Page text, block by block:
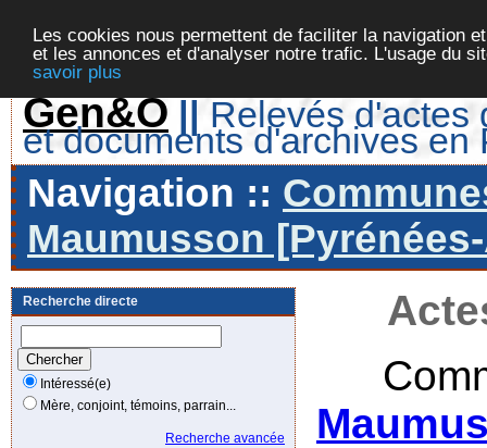
Les cookies nous permettent de faciliter la navigation
et les annonces et d'analyser notre trafic. L'usage du
savoir plus
Gen&O || Relevés d'actes
et documents d'archives en
Navigation ::
Maumusson
Recherche directe
Intéressé(e)
Mère, conjoint, témoins, parrain...
Recherche avancée